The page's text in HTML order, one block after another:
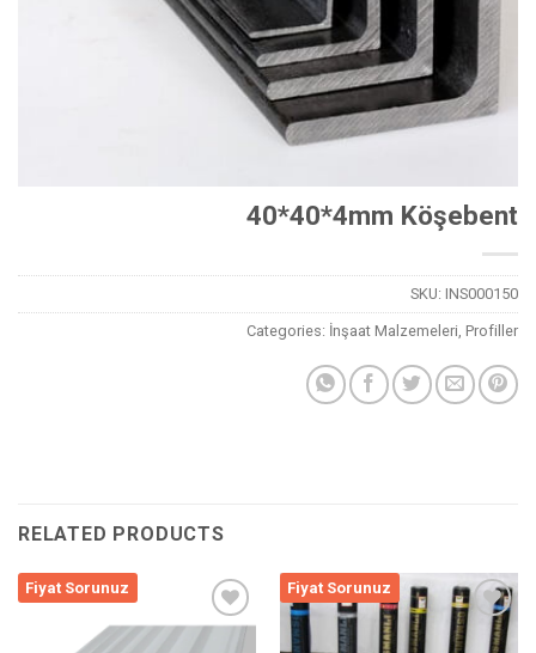
40*40*4mm Köşebent
SKU: INS000150
Categories: İnşaat Malzemeleri, Profiller
RELATED PRODUCTS
Fiyat Sorunuz Fiyat Sorunuz